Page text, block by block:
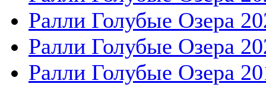
Ралли Голубые Озера
Ралли Голубые Озера
Ралли Голубые Озера